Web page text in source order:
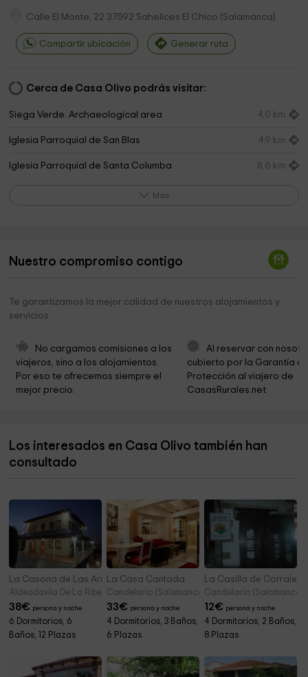
Calle El Monte, 22 37592 Sahelices El Chico (Salamanca)
Compartir ubicación Generar ruta
Cerca de Casa Olivo podrás visitar:
Siega Verde. Archaeological area 4,0 km
Iglesia Parroquial de San Blas 4,9 km
Iglesia Parroquial de Santa Columba 8,6 km
Obispado De Ciudad Rodrigo
ermita villar de la yegua 8,7 km
Parroquia de San Agustín
Municipio de Villar de Ciervo
Iglesia de Bocacara
Ayuntamiento de Sancti-Spíritus 19,7 km
Más
Nuestro compromiso contigo
Te garantizamos la mejor calidad de nuestros alojamientos y
servicios
No cargamos comisiones a los
viajeros, sino a los alojamientos.
Por eso te ofrecemos siempre el
mejor precio.
Al reservar con
cubierto por la Garantía
Protección al viajero de
CasasRurales.net
Los interesados en Casa Olivo también han
consultado
La Casona de Las Arribes
Aldeadavila De La Ribera (Salamanca)
38€ persona y noche
6 Dormitorios, 6
Baños, 12 Plazas
La Casa Cantada
Candelario (Salamanca)
33€ persona y noche
4 Dormitorios, 3 Baños,
6 Plazas
La Casilla de Corrales
Candelario (Salamanca)
12€ persona y noche
4 Dormitorios, 2 Baños,
8 Plazas